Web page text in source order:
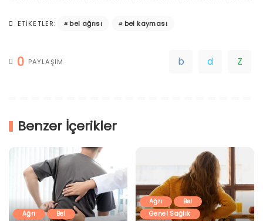
ETIKETLER: bel ağrısı bel kayması
0 PAYLAŞIM
Benzer İçerikler
Ağrı
Bel
Ağrı
Bel
Genel Sağlık